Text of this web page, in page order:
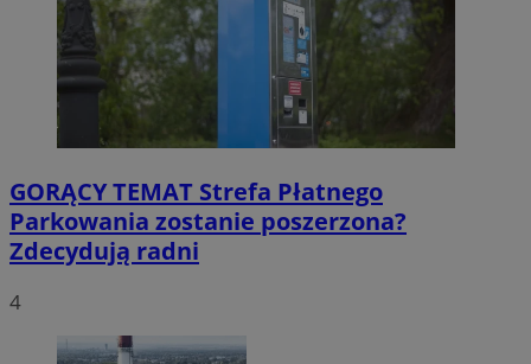
GORĄCY TEMAT Strefa Płatnego
Parkowania zostanie poszerzona?
Zdecydują radni
4